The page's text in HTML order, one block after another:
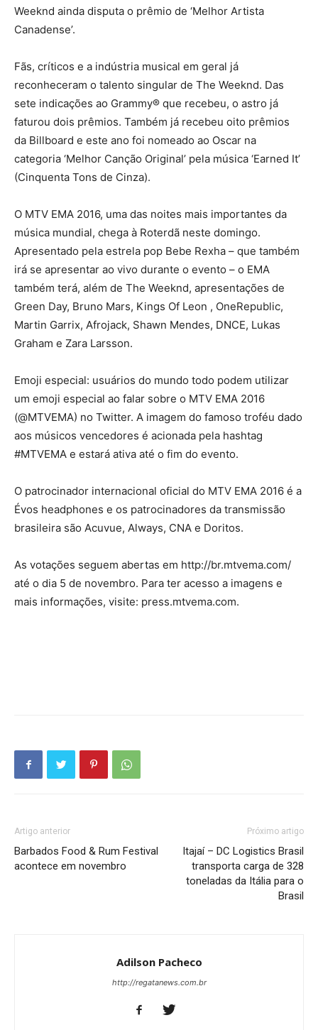
Weeknd ainda disputa o prêmio de ‘Melhor Artista
Canadense’.
Fãs, críticos e a indústria musical em geral já
reconheceram o talento singular de The Weeknd. Das
sete indicações ao Grammy® que recebeu, o astro já
faturou dois prêmios. Também já recebeu oito prêmios
da Billboard e este ano foi nomeado ao Oscar na
categoria ‘Melhor Canção Original’ pela música ‘Earned It’
(Cinquenta Tons de Cinza).
O MTV EMA 2016, uma das noites mais importantes da
música mundial, chega à Roterdã neste domingo.
Apresentado pela estrela pop Bebe Rexha – que também
irá se apresentar ao vivo durante o evento – o EMA
também terá, além de The Weeknd, apresentações de
Green Day, Bruno Mars, Kings Of Leon , OneRepublic,
Martin Garrix, Afrojack, Shawn Mendes, DNCE, Lukas
Graham e Zara Larsson.
Emoji especial: usuários do mundo todo podem utilizar
um emoji especial ao falar sobre o MTV EMA 2016
(@MTVEMA) no Twitter. A imagem do famoso troféu dado
aos músicos vencedores é acionada pela hashtag
#MTVEMA e estará ativa até o fim do evento.
O patrocinador internacional oficial do MTV EMA 2016 é a
Évos headphones e os patrocinadores da transmissão
brasileira são Acuvue, Always, CNA e Doritos.
As votações seguem abertas em http://br.mtvema.com/
até o dia 5 de novembro. Para ter acesso a imagens e
mais informações, visite: press.mtvema.com.
Artigo anterior
Barbados Food & Rum Festival
acontece em novembro
Próximo artigo
Itajaí – DC Logistics Brasil
transporta carga de 328
toneladas da Itália para o
Brasil
Adilson Pacheco
http://regatanews.com.br